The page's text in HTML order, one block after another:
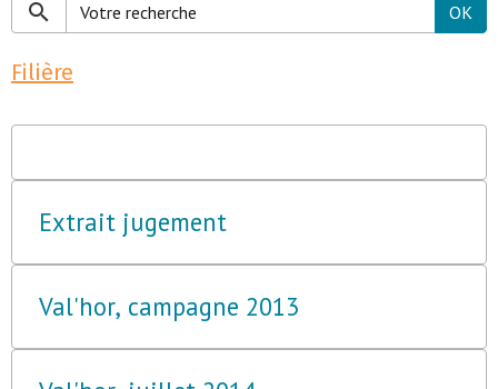
OK
Filière
Extrait jugement
Val'hor, campagne 2013